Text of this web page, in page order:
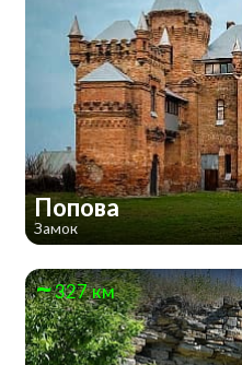
Попова
Замок
327 км